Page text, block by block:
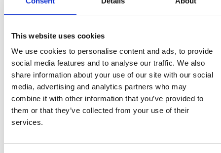
This website uses cookies
We use cookies to personalise content and ads, to provide
social media features and to analyse our traffic. We also
share information about your use of our site with our social
media, advertising and analytics partners who may
combine it with other information that you’ve provided to
them or that they’ve collected from your use of their
services.
Rozszerzony monitoring pozwala na podgląd zużycia
może również zawierać funkcje takie jak
przepustowość w kg/godzinę. W ten sposób system
sterowania daje dokładny przegląd pracy, a analiza
kosztów może być wtedy bardziej szczegółowa i
dokładniejsza.
Serwis online dla systemów sterowania
do pracy w trybie online poprzez połączenie VPN dzięki